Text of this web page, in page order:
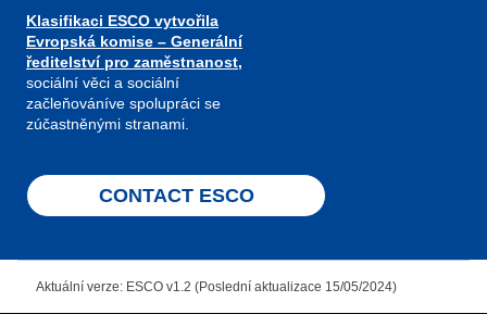
Klasifikaci ESCO vytvořila
Evropská komise – Generální
ředitelství pro zaměstnanost,
sociální věci a sociální
začleňováníve spolupráci se
zúčastněnými stranami.
CONTACT ESCO
Aktuální verze: ESCO v1.2 (Poslední aktualizace 15/05/2024)